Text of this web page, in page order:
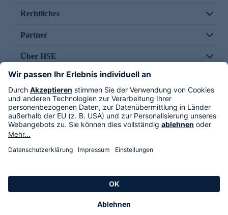
Rechtliches
Partner
Über HSE
Im TV
HSE International